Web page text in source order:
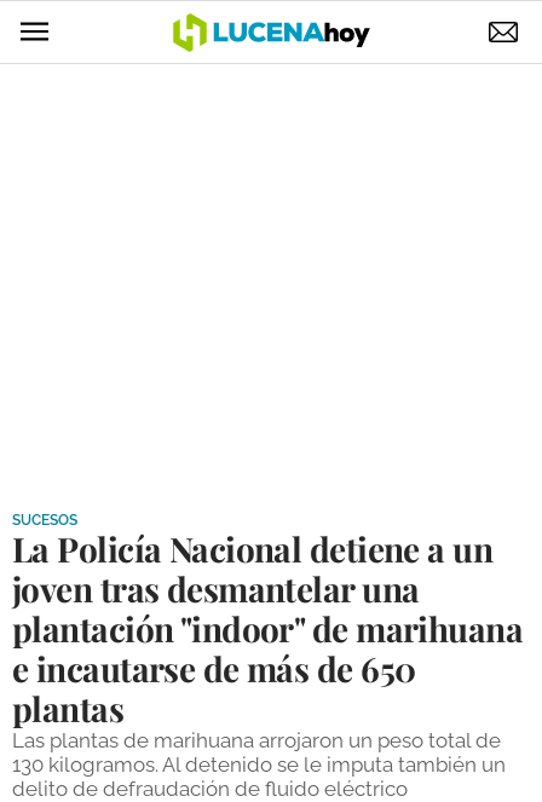
DEPORTES
COMPETICIONES
DEPORTE BASE
OPINIÓN
VENTANA CIUDADANA
SUCESOS
La Policía Nacional detiene a un
joven tras desmantelar una
plantación "indoor" de marihuana
e incautarse de más de 650
plantas
Las plantas de marihuana arrojaron un peso total de
130 kilogramos. Al detenido se le imputa también un
delito de defraudación de fluido eléctrico